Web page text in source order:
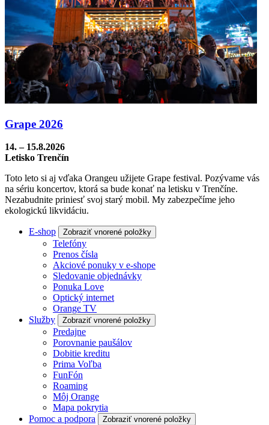
Grape 2026
14. – 15.8.2026
Letisko Trenčín
Toto leto si aj vďaka Orangeu užijete Grape festival. Pozývame vás
na sériu koncertov, ktorá sa bude konať na letisku v Trenčíne.
Nezabudnite priniesť svoj starý mobil. My zabezpečíme jeho
ekologickú likvidáciu.
E-shop Zobraziť vnorené položky
Telefóny
Prenos čísla
Akciové ponuky v e-shope
Sledovanie objednávky
Ponuka Love
Optický internet
Orange TV
Služby
Zobraziť vnorené položky
Predajne
Porovnanie paušálov
Dobitie kreditu
Prima Voľba
FunFón
Roaming
Môj Orange
Mapa pokrytia
Pomoc a podpora
Zobraziť vnorené položky